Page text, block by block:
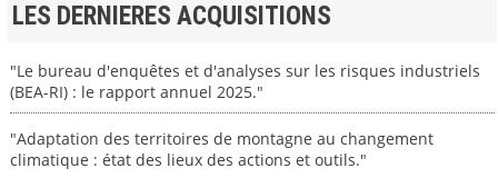
LES DERNIERES ACQUISITIONS
"Le bureau d'enquêtes et d'analyses sur les risques industriels
(BEA-RI) : le rapport annuel 2025."
"Adaptation des territoires de montagne au changement
climatique : état des lieux des actions et outils."